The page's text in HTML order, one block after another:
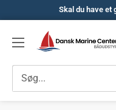
indhold
Skal du have et
Dansk
Marine